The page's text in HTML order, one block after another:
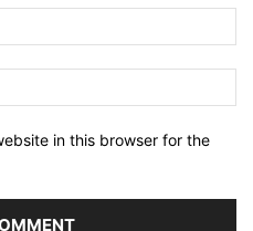
in this browser for the